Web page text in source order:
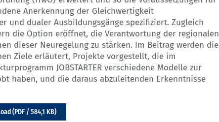
Anerkennung der Gleichwertigkeit
und dualer Ausbildungsgänge spezifiziert. Zugleich
die Option eröffnet, die Verantwortung der regionalen
dieser Neuregelung zu stärken. Im Beitrag werden die
Ziele erläutert, Projekte vorgestellt, die im
JOBSTARTER verschiedene Modelle zur
haben, und die daraus abzuleitenden Erkenntnisse
(PDF / 584,1 KB)